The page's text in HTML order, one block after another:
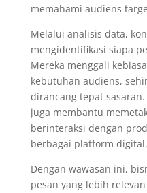
memahami audiens
Melalui analisis data,
mengidentifikasi siapa
Mereka menggali
kebutuhan audiens,
dirancang tepat
juga membantu
berinteraksi dengan
berbagai platform digital.
Dengan wawasan ini,
pesan yang lebih